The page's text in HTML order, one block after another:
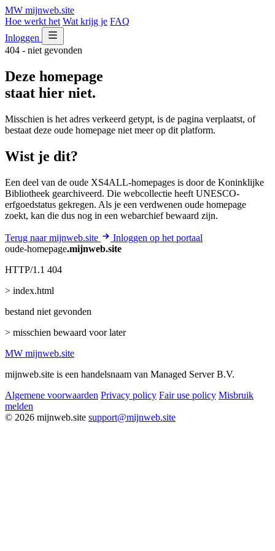
MW mijnweb.site
Hoe werkt het Wat krijg je FAQ
Inloggen
404 - niet gevonden
Deze homepage
staat hier niet.
Misschien is het adres verkeerd getypt, is de pagina verplaatst, of
bestaat deze oude homepage niet meer op dit platform.
Wist je dit?
Een deel van de oude XS4ALL-homepages is door de Koninklijke
Bibliotheek gearchiveerd. Die webcollectie heeft UNESCO-
erfgoedstatus gekregen. Als je een verdwenen oude homepage
zoekt, kan die dus nog in een webarchief bewaard zijn.
Terug naar mijnweb.site
Inloggen op het portaal
oude-homepage.mijnweb.site
HTTP/1.1 404
> index.html
bestand niet gevonden
> misschien bewaard voor later
MW mijnweb.site
mijnweb.site is een handelsnaam van Managed Server B.V.
Algemene voorwaarden Privacy policy Fair use policy Misbruik
melden
© 2026 mijnweb.site support@mijnweb.site